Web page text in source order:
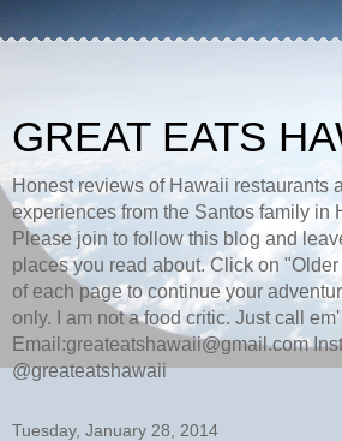
GREAT EATS
Honest reviews of Hawaii restaurants
experiences from the Santos family in
Please join to follow this blog and
places you read about. Click on
of each page to continue your
only. I am not a food critic. Just call
Email:greateatshawaii@gmail.com
@greateatshawaii
Tuesday, January 28, 2014